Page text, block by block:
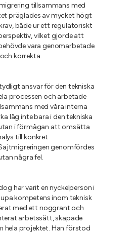
tillsammans med
präglades av mycket högt
både ur ett regulatoriskt
vilket gjorde att
vara genomarbetade
och korrekta.
ansvar för den tekniska
processen och arbetade
med våra interna
låg inte bara i den tekniska
i förmågan att omsätta
till konkret
genomfördes
några fel.
har varit en nyckelperson i
kompetens inom teknisk
med ett noggrant och
arbetssätt, skapade
hela projektet. Han förstod